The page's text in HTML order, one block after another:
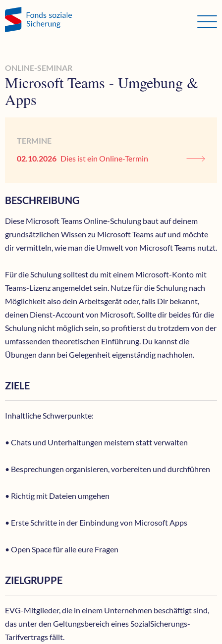
ONLINE-SEMINAR
Microsoft Teams - Umgebung &
Apps
BESCHREIBUNG
Diese Microsoft Teams Online-Schulung baut auf deinem
grundsätzlichen Wissen zu Microsoft Teams auf und möchte
dir vermitteln, wie man die Umwelt von Microsoft Teams nutzt.
Für die Schulung solltest du mit einem Microsoft-Konto mit
Teams-Lizenz angemeldet sein. Nutze für die Schulung nach
Möglichkeit also dein Arbeitsgerät oder, falls Dir bekannt,
deinen Dienst-Account von Microsoft. Sollte dir beides für die
Schulung nicht möglich sein, so profitierst du trotzdem von der
umfassenden theoretischen Einführung. Du kannst die
Übungen dann bei Gelegenheit eigenständig nachholen.
ZIELE
Inhaltliche Schwerpunkte:
• Chats und Unterhaltungen meistern statt verwalten
• Besprechungen organisieren, vorbereiten und durchführen
• Richtig mit Dateien umgehen
• Erste Schritte in der Einbindung von Microsoft Apps
• Open Space für alle eure Fragen
ZIELGRUPPE
EVG-Mitglieder, die in einem Unternehmen beschäftigt sind,
das unter den Geltungsbereich eines SozialSicherungs-
Tarifvertrags fällt.
TERMINE
02.10.2026 Dies ist ein Online-Termin